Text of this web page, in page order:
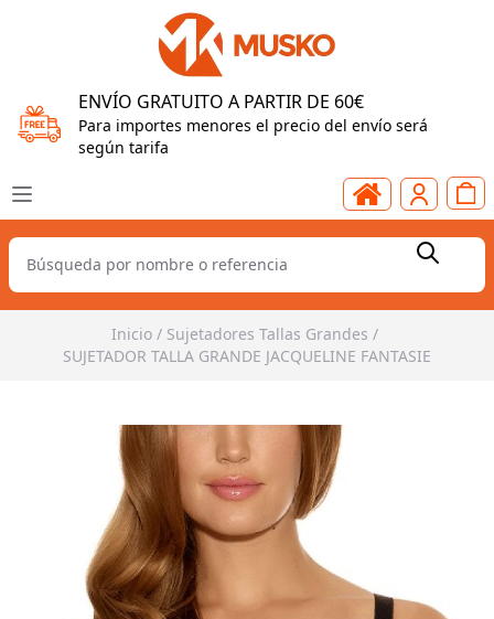
ENVÍO GRATUITO A PARTIR DE 60€
Para importes menores el precio del envío será
según tarifa
Inicio / Sujetadores Tallas Grandes /
SUJETADOR TALLA GRANDE JACQUELINE FANTASIE